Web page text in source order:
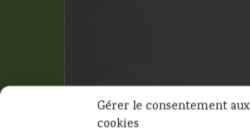
Gérer le consentement aux
cookies